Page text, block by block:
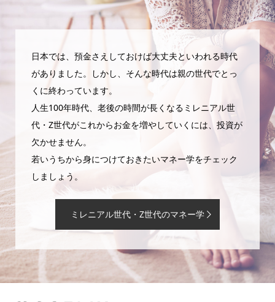
日本では、預金さえしておけば大丈夫といわれる時代
がありました。しかし、そんな時代は親の世代でとっ
くに終わっています。
人生100年時代、老後の時間が長くなるミレニアル世
代・Z世代がこれからお金を増やしていくには、投資が
欠かせません。
若いうちから身につけておきたいマネー学をチェック
しましょう。
ミレニアル世代・Z世代のマネー学